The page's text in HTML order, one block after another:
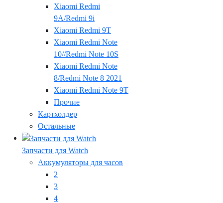
Xiaomi Redmi
9A/Redmi 9i
Xiaomi Redmi 9T
Xiaomi Redmi Note
10//Redmi Note 10S
Xiaomi Redmi Note
8/Redmi Note 8 2021
Xiaomi Redmi Note 9T
Прочие
Картхолдер
Остальные
Запчасти для Watch
Аккумуляторы для часов
2
3
4